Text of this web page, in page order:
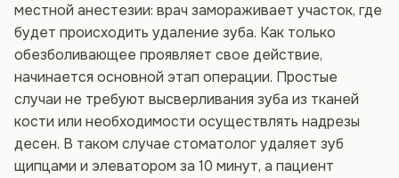
местной анестезии: врач замораживает участок, где
будет происходить удаление зуба. Как только
обезболивающее проявляет свое действие,
начинается основной этап операции. Простые
случаи не требуют высверливания зуба из тканей
кости или необходимости осуществлять надрезы
десен. В таком случае стоматолог удаляет зуб
щипцами и элеватором за 10 минут, а пациент